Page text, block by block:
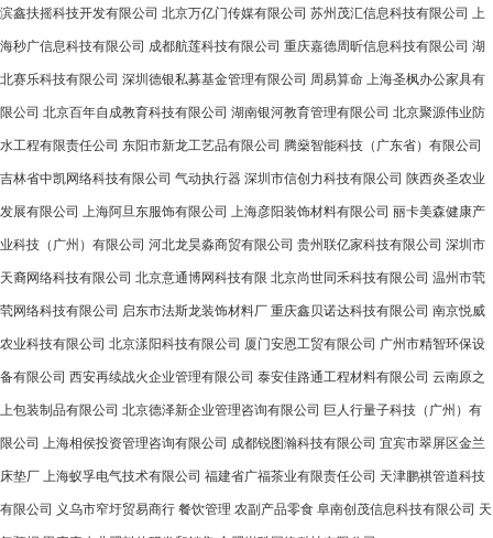
滨鑫扶摇科技开发有限公司 北京万亿门传媒有限公司 苏州茂汇信息科技有限公司 上
海秒广信息科技有限公司 成都航莲科技有限公司 重庆嘉德周昕信息科技有限公司 湖
北赛乐科技有限公司 深圳德银私募基金管理有限公司 周易算命 上海圣枫办公家具有
限公司 北京百年自成教育科技有限公司 湖南银河教育管理有限公司 北京聚源伟业防
水工程有限责任公司 东阳市新龙工艺品有限公司 腾燊智能科技（广东省）有限公司
吉林省中凯网络科技有限公司 气动执行器 深圳市信创力科技有限公司 陕西炎圣农业
发展有限公司 上海阿旦东服饰有限公司 上海彦阳装饰材料有限公司 丽卡美森健康产
业科技（广州）有限公司 河北龙昊淼商贸有限公司 贵州联亿家科技有限公司 深圳市
天裔网络科技有限公司 北京意通博网科技有限 北京尚世同禾科技有限公司 温州市茕
茕网络科技有限公司 启东市法斯龙装饰材料厂 重庆鑫贝诺达科技有限公司 南京悦威
农业科技有限公司 北京漾阳科技有限公司 厦门安恩工贸有限公司 广州市精智环保设
备有限公司 西安再续战火企业管理有限公司 泰安佳路通工程材料有限公司 云南原之
上包装制品有限公司 北京德泽新企业管理咨询有限公司 巨人行量子科技（广州）有
限公司 上海相侯投资管理咨询有限公司 成都锐图瀚科技有限公司 宜宾市翠屏区金兰
床垫厂 上海蚁孚电气技术有限公司 福建省广福茶业有限责任公司 天津鹏祺管道科技
有限公司 义乌市窄圩贸易商行 餐饮管理 农副产品零食 阜南创茂信息科技有限公司 天